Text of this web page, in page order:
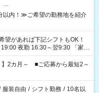
…
以内！≫ご希望の勤務地を紹介
夜勤 16:30～翌9:30 「家族
持って夕飯の準備がしたい」
など、ご希望を教えてください
。 合計で週40時間を超える場
】2カ月～ ■ご応募から最短2～
服装自由 / シフト勤務 / 10名以